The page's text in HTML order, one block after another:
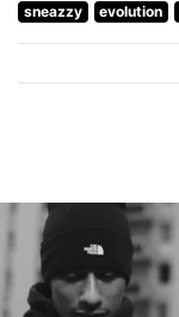
sneazzy evolution